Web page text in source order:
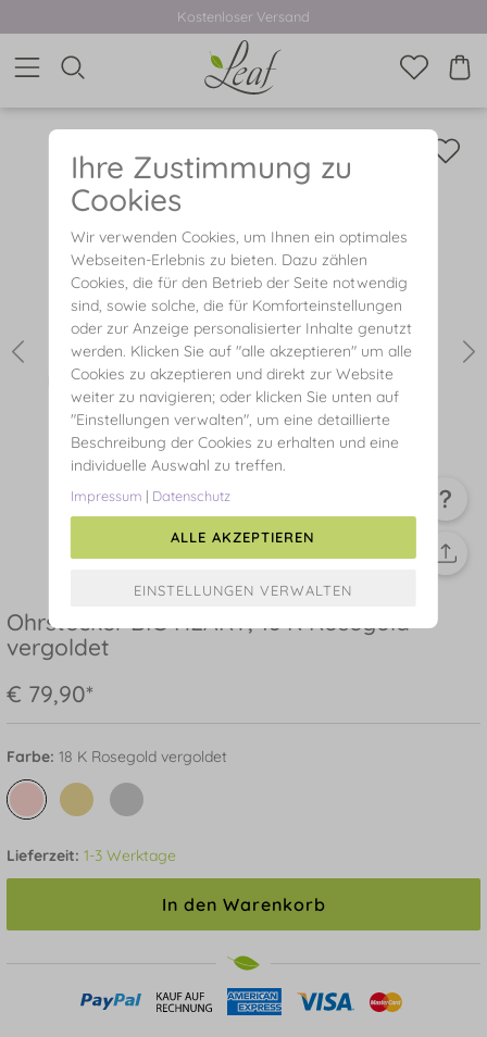
Kostenloser Versand
Ohrstecker BIG HEART, 18 K Rosegold
vergoldet
€ 79,90*
Farbe: 18 K Rosegold vergoldet
Lieferzeit: 1-3 Werktage
In den Warenkorb
Ihre Zustimmung zu
Cookies
Wir verwenden Cookies, um Ihnen ein optimales
Webseiten-Erlebnis zu bieten. Dazu zählen
Cookies, die für den Betrieb der Seite notwendig
sind, sowie solche, die für Komforteinstellungen
oder zur Anzeige personalisierter Inhalte genutzt
werden. Klicken Sie auf "alle akzeptieren" um alle
Cookies zu akzeptieren und direkt zur Website
weiter zu navigieren; oder klicken Sie unten auf
"Einstellungen verwalten", um eine detaillierte
Beschreibung der Cookies zu erhalten und eine
individuelle Auswahl zu treffen.
Impressum | Datenschutz
ALLE AKZEPTIEREN